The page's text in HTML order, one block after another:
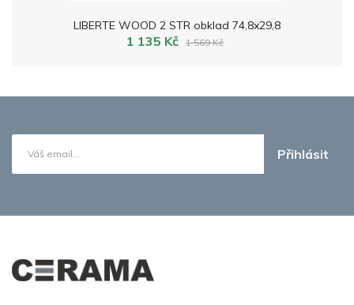
LIBERTE WOOD 2 STR obklad 74,8x29,8
1 135 Kč 1 569 Kč
Přihlásit